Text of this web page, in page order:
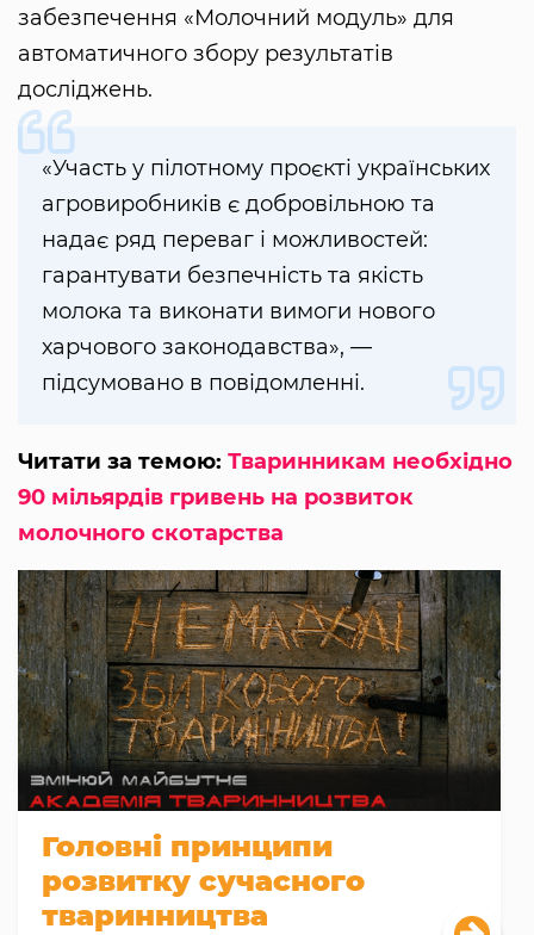
забезпечення «Молочний модуль» для
автоматичного збору результатів
досліджень.
«Участь у пілотному проєкті українських
агровиробників є добровільною та
надає ряд переваг і можливостей:
гарантувати безпечність та якість
молока та виконати вимоги нового
харчового законодавства», —
підсумовано в повідомленні.
Читати за темою: Тваринникам необхідно
90 мільярдів гривень на розвиток
молочного скотарства
Головні принципи
розвитку сучасного
тваринництва